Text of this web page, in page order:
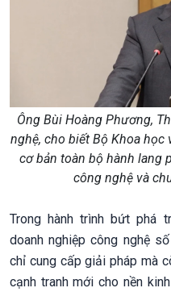
Ông Bùi Hoàng Phương,
nghệ, cho biết Bộ Khoa học
cơ bản toàn bộ hành lang
công nghệ và
Trong hành trình bứt phá
doanh nghiệp công nghệ
chỉ cung cấp giải pháp mà
cạnh tranh mới cho nền